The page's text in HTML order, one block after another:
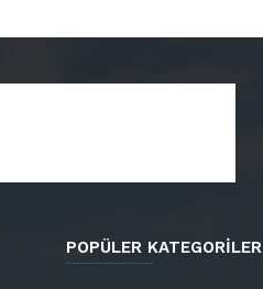
POPÜLER KATEGORİLER